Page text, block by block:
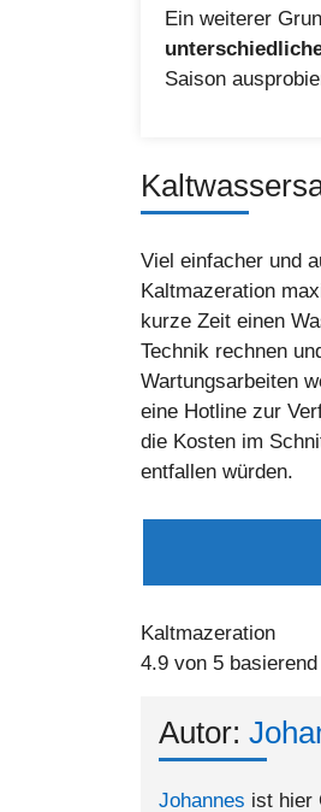
Ein weiterer
Saison
Viel einfacher und
Kaltmazeration
kurze Zeit einen
Technik rechnen
Wartungsarbeiten
eine Hotline zur
die Kosten im
entfallen würden.
Kaltmazeration
4.9 von 5
Autor:
Johannes ist hier